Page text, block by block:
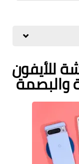
من الانترنت
للأيفون
والبصمة